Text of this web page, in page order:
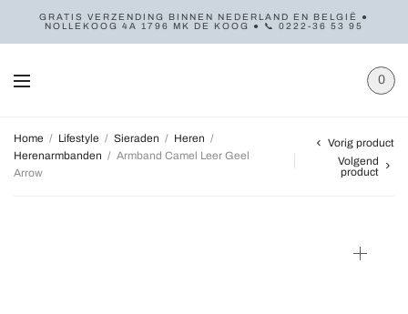
GRATIS VERZENDING BINNEN NEDERLAND EN BELGIË ●
NOLLEKOOG 4A 1796 MK DE KOOG ● 📞 0222-36 53 95
0
Home / Lifestyle / Sieraden / Heren /
Herenarmbanden / Armband Camel Leer Geel
Arrow
Vorig product
Volgend
product